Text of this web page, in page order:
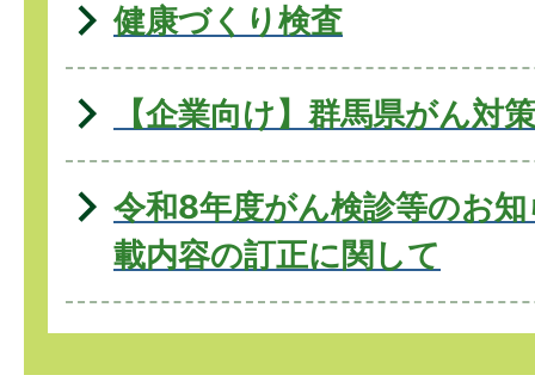
健康づくり検査
【企業向け】群馬県がん対
令和8年度がん検診等のお
載内容の訂正に関して